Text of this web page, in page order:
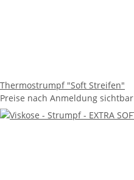
Thermostrumpf "Soft Streifen"
Preise nach Anmeldung sichtbar